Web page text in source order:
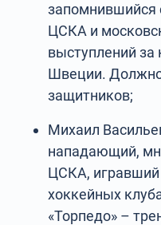
запомнившийся
ЦСКА и
выступлений
Швеции.
защитников;
Михаил
нападающий,
ЦСКА, игравший
хоккейных
«Торпедо» –